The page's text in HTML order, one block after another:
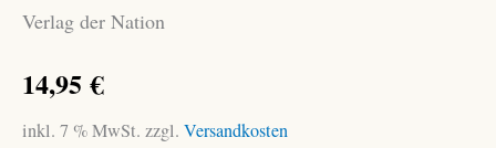
Verlag der Nation
14,95€
inkl. 7 % MwSt. zzgl. Versandkosten